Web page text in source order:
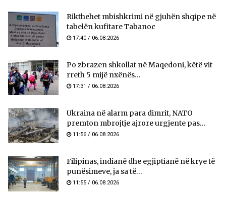
Rikthehet mbishkrimi në gjuhën shqipe në
tabelën kufitare Tabanoc
17:40 / 06.08.2026
Po zbrazen shkollat në Maqedoni, këtë vit
rreth 5 mijë nxënës...
17:31 / 06.08.2026
Ukraina në alarm para dimrit, NATO
premton mbrojtje ajrore urgjente pas...
11:56 / 06.08.2026
Filipinas, indianë dhe egjiptianë në krye të
punësimeve, ja sa të...
11:55 / 06.08.2026